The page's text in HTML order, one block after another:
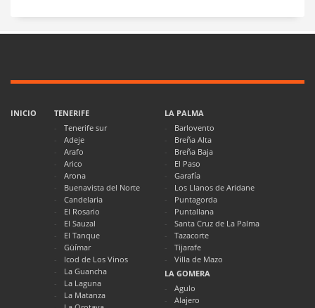
INICIO
TENERIFE
Tenerife sur
Adeje
Arafo
Arico
Arona
Buenavista del Norte
Candelaria
El Rosario
El Sauzal
El Tanque
Güímar
Icod de Los Vinos
La Guancha
La Laguna
La Matanza
LA PALMA
Barlovento
Breña Alta
Breña Baja
El Paso
Garafía
Los Llanos de Aridane
Puntagorda
Puntallana
Santa Cruz de La Palma
Tazacorte
Tijarafe
Villa de Mazo
LA GOMERA
Agulo
Alajero